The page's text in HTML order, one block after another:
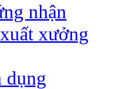
nhận
xưởng
dụng